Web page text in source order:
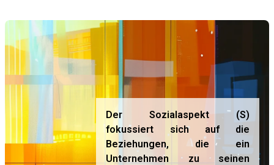
Der Sozialaspekt (S)
fokussiert sich auf die
Beziehungen, die ein
Unternehmen zu seinen